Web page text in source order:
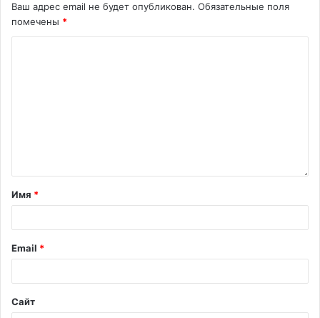
Ваш адрес email не будет опубликован. Обязательные поля
помечены *
Имя *
Email *
Сайт